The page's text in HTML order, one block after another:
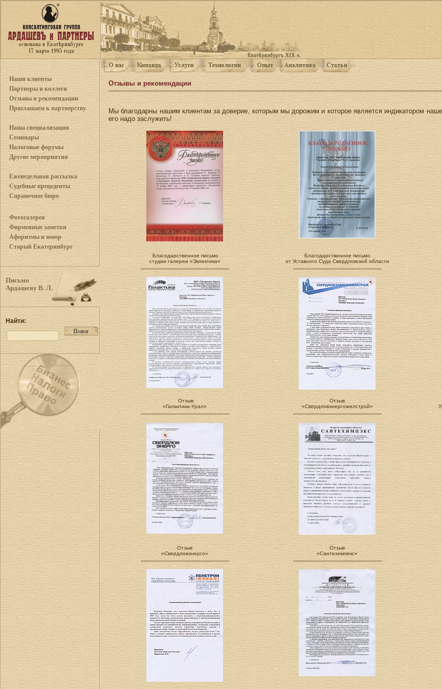
Наши клиенты
Партнеры и коллеги
Отзывы и рекомендации
Приглашаем к партнерству
Наша специализация
Семинары
Налоговые форумы
Другие мероприятия
Еженедельная рассылка
Судебные прецеденты
Справочное бюро
Фотогалерея
Фирменные заметки
Афоризмы и юмор
Старый Екатеринбург
Письмо
Ардашеву В. Л.
Найти:
Отзывы и рекомендации
Мы благодарны нашим клиентам за доверие, которым мы дорожим и которое является индикатором
его надо заслужить!
Благодарственное письмо
студии галереи «Эклектика»
Благодарственное письмо
от Уставного Суда Свердловской области
Отзыв
«Галактика-Урал»
Отзыв
«Свердловэнергожилстрой»
Отзыв
«Свердловэнерго»
Отзыв
«Сантехимпекс»